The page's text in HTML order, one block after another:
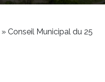
» Conseil Municipal du 25